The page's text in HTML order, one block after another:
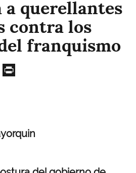
querellantes
contra los
franquismo